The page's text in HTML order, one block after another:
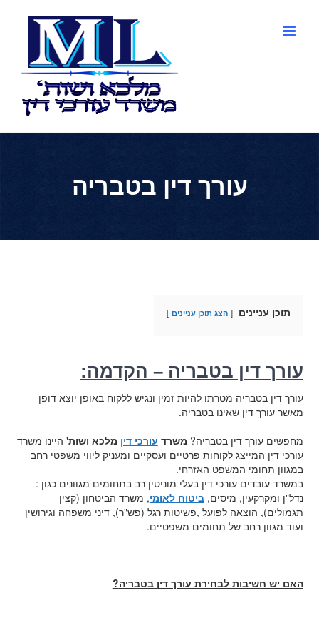
עורך דין בטבריה
תוכן עניינים הצג תוכן עניינים
עורך דין בטבריה – הקדמה:
עורך דין בטבריה מטרתו להיות זמין ונגיש ללקוח באופן יוצא דופן
מאשר עורך דין שאינו בטבריה.
מחפשים עורך דין בטבריה? משרד עורכי דין מלכא ושות' היינו משרד
עורכי דין המייצג לקוחות פרטיים ועסקיים ומעניק ליווי משפטי רחב
במגוון תחומי המשפט האזרחי.
במשרד עובדים עורכי דין בעלי מוניטין רב בתחומים מגוונים כגון :
נדל"ן ומקרקעין, מיסים,ביטוח לאומי, משרד הביטחון (קצין
תגמולים), הוצאה לפועל ,פשיטות רגל (פש"ר), דיני משפחה וגירושין
ועוד מגוון רחב של תחומים משפטיים.
האם יש חשיבות לבחירת עורך דין בטבריה?